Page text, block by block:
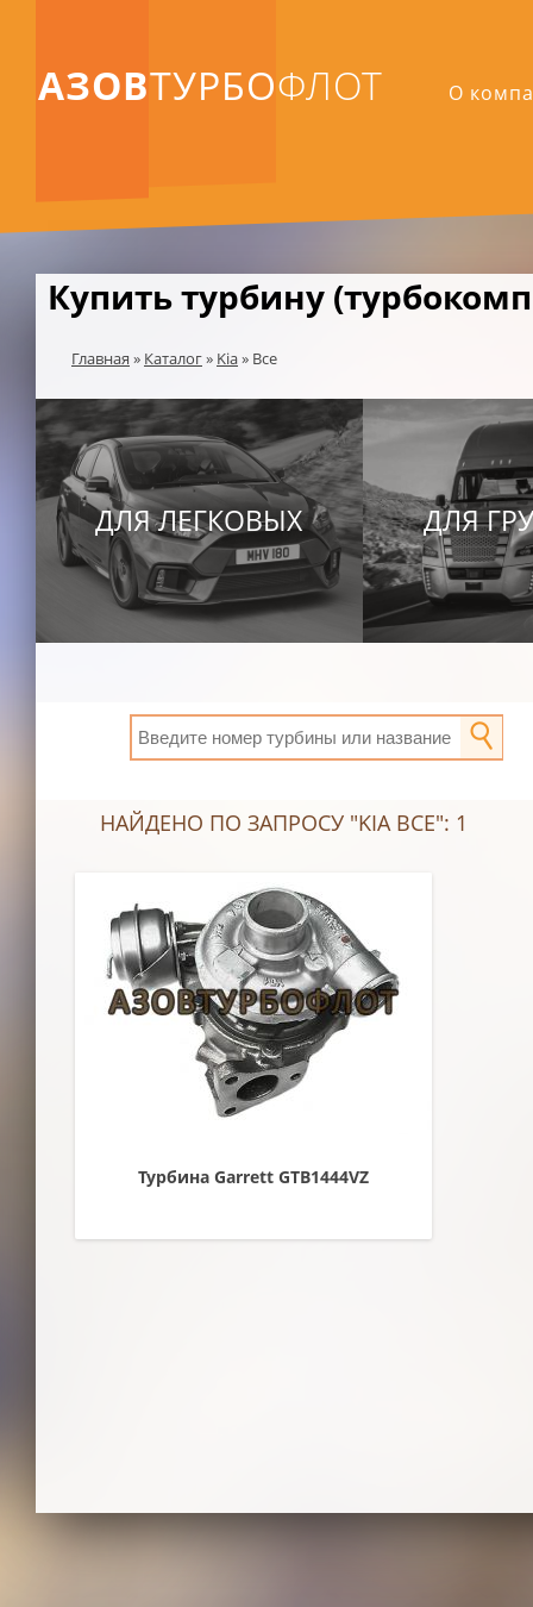
АЗОВТУРБОФЛОТ О
Купить турбину
Главная » Каталог» Kia» Все
ДЛЯ ЛЕГКОВЫХ ДЛЯ
НАЙДЕНО ПО ЗАПРОСУ "KIA ВСЕ": 1
Турбина Garrett GTB1444VZ